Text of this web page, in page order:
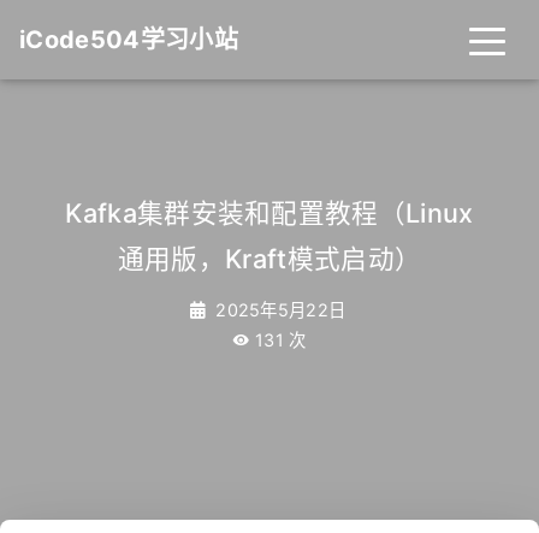
iCode504学习小站
Kafka集群安装和配置教程（Linux
通用版，Kraft模式启动）
2025年5月22日
131 次